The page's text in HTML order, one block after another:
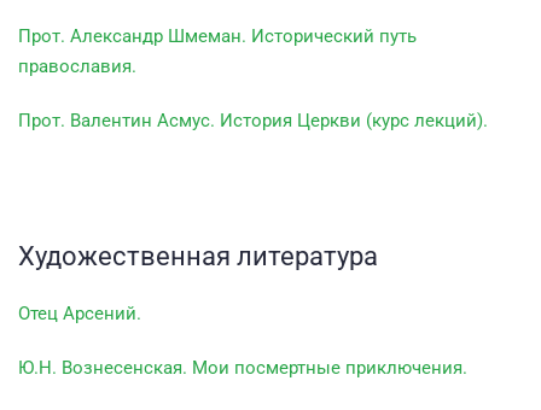
Прот. Александр Шмеман. Исторический путь
православия.
Прот. Валентин Асмус. История Церкви (курс лекций).
Художественная литература
Отец Арсений.
Ю.Н. Вознесенская. Мои посмертные приключения.